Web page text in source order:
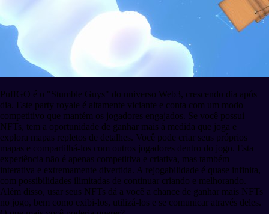
PuffGO é o "Stumble Guys" do universo Web3, crescendo dia após
dia. Este party royale é altamente viciante e conta com um modo
competitivo que mantém os jogadores engajados. Se você possui
NFTs, tem a oportunidade de ganhar mais à medida que joga e
explora mapas repletos de detalhes. Você pode criar seus próprios
mapas e compartilhá-los com outros jogadores dentro do jogo. Esta
experiência não é apenas competitiva e criativa, mas também
interativa e extremamente divertida. A rejogabilidade é quase infinita,
com possibilidades ilimitadas de continuar criando e melhorando.
Além disso, usar seus NFTs dá a você a chance de ganhar mais NFTs
no jogo, bem como exibi-los, utilizá-los e se comunicar através deles.